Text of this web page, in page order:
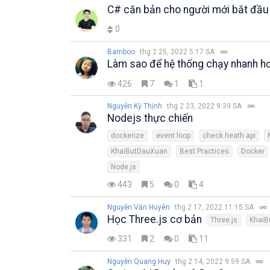
C# căn bản cho người mới bắt đầu
0
Bamboo thg 2 25, 2022 5:17 SA
Làm sao để hệ thống chạy nhanh
426 7 1 1
Nguyễn Kỳ Thịnh thg 2 23, 2022 9:39 SA
Nodejs thực chiến
dockerize event loop check heath api
KhaiButDauXuan
Best Practices
Docker
Node.js
443 5 0 4
Nguyễn Văn Huyên thg 2 17, 2022 11:15 SA
Học Three.js cơ bản Three.js
331 2 0 11
Nguyễn Quang Huy thg 2 14, 2022 9:59 SA